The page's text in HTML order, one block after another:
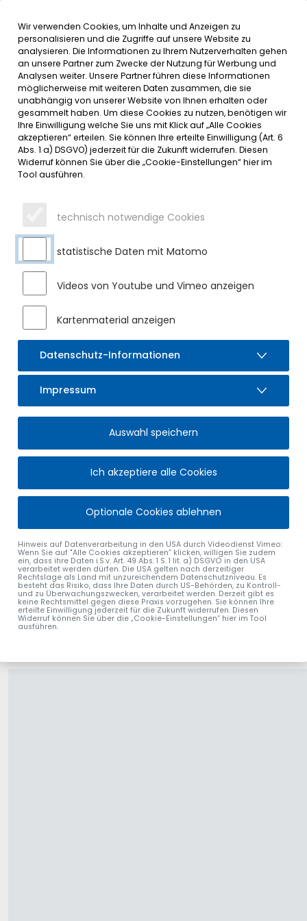
MENÜ
SERVICE
DATUMSMENÜ
JAHR WÄHLEN
MONAT WÄHLEN
Wir verwenden Cookies, um Inhalte und Anzeigen zu
personalisieren und die Zugriffe auf unsere Website zu
analysieren. Die Informationen zu Ihrem Nutzerverhalten gehen
an unsere Partner zum Zwecke der Nutzung für Werbung und
Analysen weiter. Unsere Partner führen diese Informationen
möglicherweise mit weiteren Daten zusammen, die sie
unabhängig von unserer Website von Ihnen erhalten oder
gesammelt haben. Um diese Cookies zu nutzen, benötigen wir
Ihre Einwilligung welche Sie uns mit Klick auf „Alle Cookies
akzeptieren“ erteilen. Sie können Ihre erteilte Einwilligung (Art. 6
Abs. 1 a) DSGVO) jederzeit für die Zukunft widerrufen. Diesen
Widerruf können Sie über die „Cookie-Einstellungen“ hier im
Tool ausführen.
technisch notwendige Cookies
statistische Daten mit Matomo
Videos von Youtube und Vimeo anzeigen
Kartenmaterial anzeigen
Datenschutz-Informationen
Impressum
Auswahl speichern
Ich akzeptiere alle Cookies
Optionale Cookies ablehnen
Hinweis auf Datenverarbeitung in den USA durch Videodienst Vimeo:
Wenn Sie auf "Alle Cookies akzeptieren“ klicken, willigen Sie zudem
ein, dass ihre Daten i.S.v. Art. 49 Abs. 1 S. 1 lit. a) DSGVO in den USA
verarbeitet werden dürfen. Die USA gelten nach derzeitiger
Rechtslage als Land mit unzureichendem Datenschutzniveau. Es
besteht das Risiko, dass Ihre Daten durch US-Behörden, zu Kontroll-
und zu Überwachungszwecken, verarbeitet werden. Derzeit gibt es
keine Rechtsmittel gegen diese Praxis vorzugehen. Sie können Ihre
erteilte Einwilligung jederzeit für die Zukunft widerrufen. Diesen
Widerruf können Sie über die „Cookie-Einstellungen“ hier im Tool
ausführen.